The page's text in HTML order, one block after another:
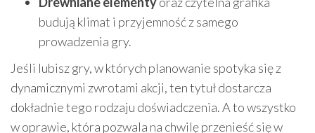
budują klimat i przyjemność z samego
prowadzenia gry.
Jeśli lubisz gry, w których planowanie spotyka się z
dynamicznymi zwrotami akcji, ten tytuł dostarcza
dokładnie tego rodzaju doświadczenia. A to wszystko
w oprawie, która pozwala na chwilę przenieść się w